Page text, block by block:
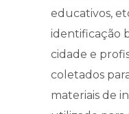
educativos,
identificação
cidade e
coletados
materiais de